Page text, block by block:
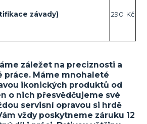
závady) 290 Kč
záležet na preciznosti a
práce. Máme mnohaleté
ikonických produktů od
o nich přesvědčujeme své
servisní opravou si hrdě
vždy poskytneme záruku 12